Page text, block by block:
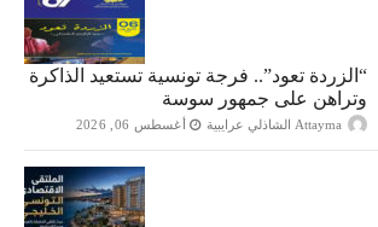
“الزردة تعود”.. فرجة تونسية تستعيد الذاكرة
وتراهن على جمهور سوسة
Attayma الشاذلي عرايبية أغسطس 06, 2026